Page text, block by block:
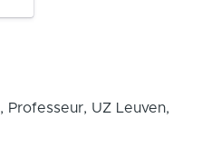
, Professeur, UZ Leuven,